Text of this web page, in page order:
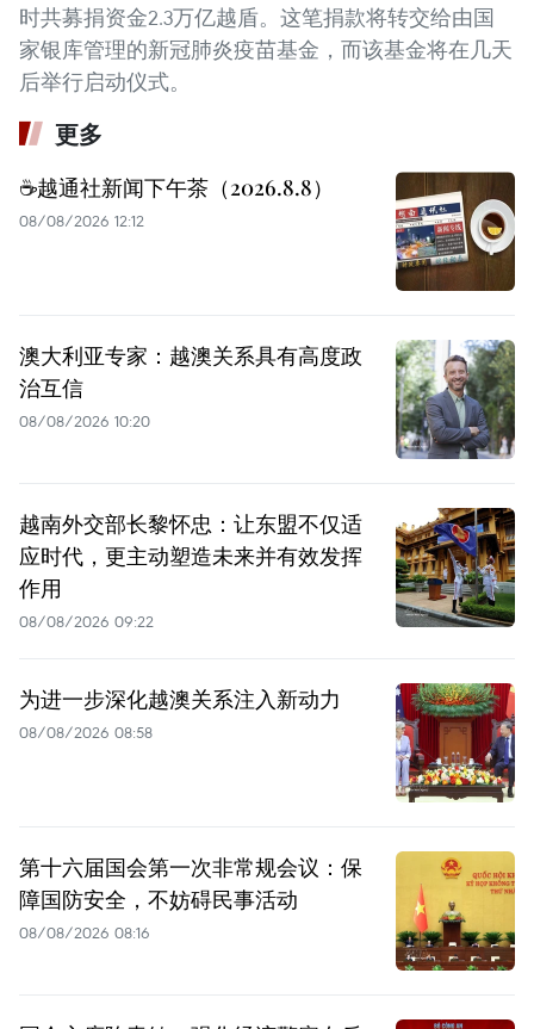
时共募捐资金2.3万亿越盾。这笔捐款将转交给由国
家银库管理的新冠肺炎疫苗基金，而该基金将在几天
后举行启动仪式。
更多
☕️越通社新闻下午茶（2026.8.8）
08/08/2026 12:12
澳大利亚专家：越澳关系具有高度政
治互信
08/08/2026 10:20
越南外交部长黎怀忠：让东盟不仅适
应时代，更主动塑造未来并有效发挥
作用
08/08/2026 09:22
为进一步深化越澳关系注入新动力
08/08/2026 08:58
第十六届国会第一次非常规会议：保
障国防安全，不妨碍民事活动
08/08/2026 08:16